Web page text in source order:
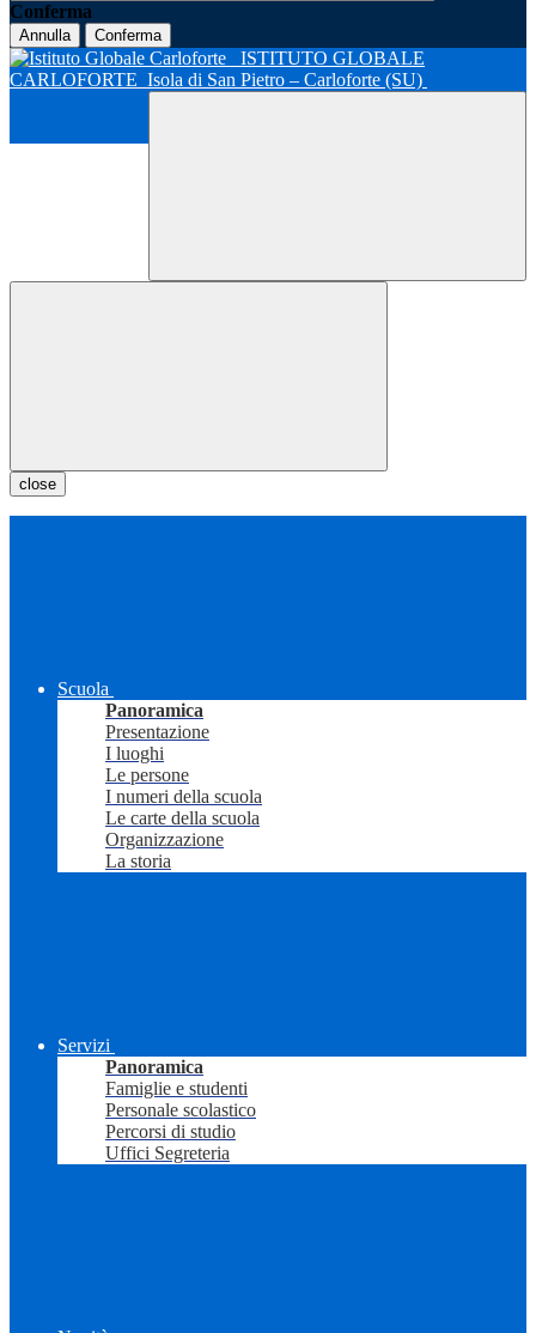
Conferma
Annulla Conferma
ISTITUTO GLOBALE
CARLOFORTE Isola di San Pietro – Carloforte (SU)
close
Scuola
Panoramica
Presentazione
I luoghi
Le persone
I numeri della scuola
Le carte della scuola
Organizzazione
La storia
Servizi
Panoramica
Famiglie e studenti
Personale scolastico
Percorsi di studio
Uffici Segreteria